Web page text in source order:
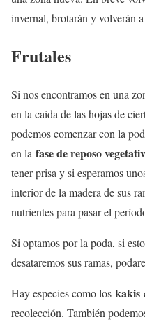
invernal, brotarán y volverán
Frutales
Si nos encontramos en una
en la caída de las hojas de
podemos comenzar con la
en la fase de reposo
tener prisa y si esperamos
interior de la madera de sus
nutrientes para pasar el
Si optamos por la poda, si
desataremos sus ramas,
Hay especies como los kakis
recolección. También